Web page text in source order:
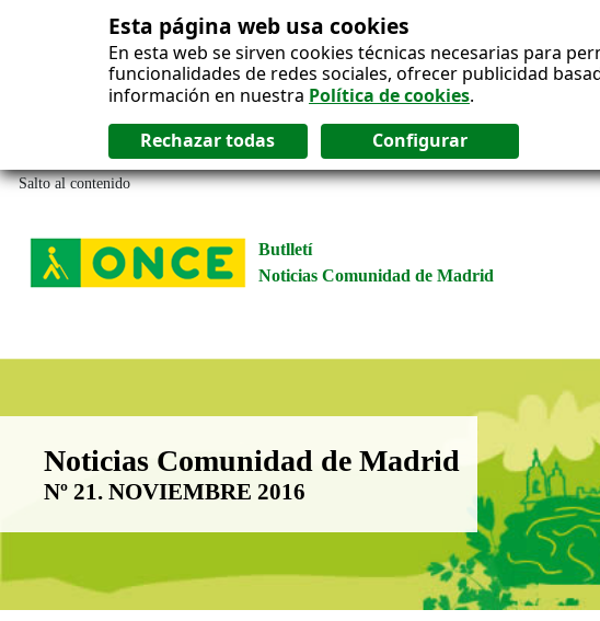
Esta página web usa cookies
En esta web se sirven cookies técnicas necesarias para
funcionalidades de redes sociales, ofrecer publicidad
información en nuestra Política de cookies.
Salto al contenido
Butlletí
Noticias Comunidad de Madrid
Boletín Noticias Comunidad de Madrid
Noticias Comunidad de Madrid
Nº 21. NOVIEMBRE 2016